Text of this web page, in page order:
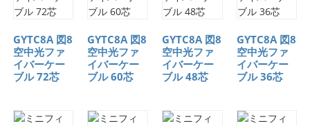
GYTC8A 図8
空中光ファ
イバーケー
ブル 72芯
GYTC8A 図8
空中光ファ
イバーケー
ブル 60芯
GYTC8A 図8
空中光ファ
イバーケー
ブル 48芯
GYTC8A 図8
空中光ファ
イバーケー
ブル 36芯